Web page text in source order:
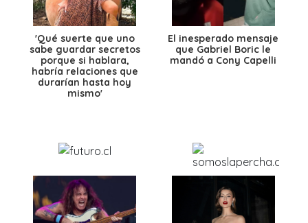
'Qué suerte que uno
sabe guardar secretos
porque si hablara,
habría relaciones que
durarían hasta hoy
mismo'
El inesperado mensaje
que Gabriel Boric le
mandó a Cony Capelli